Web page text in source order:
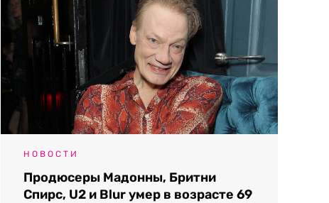
НОВОСТИ
Продюсеры Мадонны, Бритни
Спирс, U2 и Blur умер в возрасте 69